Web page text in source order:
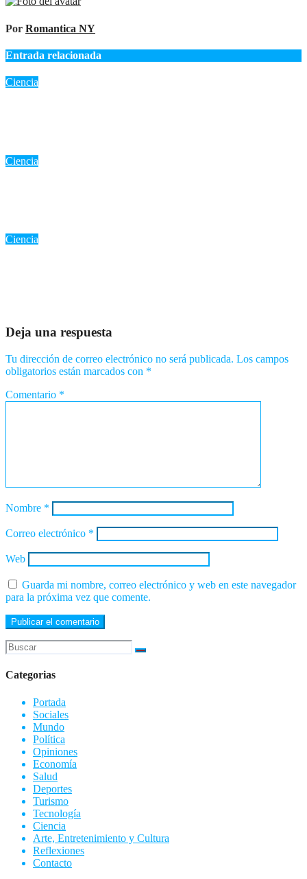
Por Romantica NY
Entrada relacionada
Ciencia
Ciencia
Ciencia
Deja una respuesta
Tu dirección de correo electrónico no será publicada. Los campos
obligatorios están marcados con *
Comentario *
Nombre *
Correo electrónico *
Web
Guarda mi nombre, correo electrónico y web en este navegador
para la próxima vez que comente.
Categorias
Portada
Sociales
Mundo
Política
Opiniones
Economía
Salud
Deportes
Turismo
Tecnología
Ciencia
Arte, Entretenimiento y Cultura
Reflexiones
Contacto